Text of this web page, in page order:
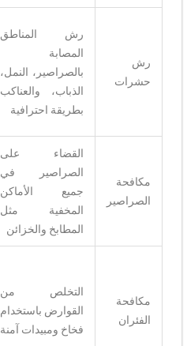
رش
حشرات
رش المناطق
المصابة
بالصراصير، النمل،
الذباب، والعناكب
بطريقة احترافية
مكافحة
الصراصير
القضاء على
الصراصير في
جميع الأماكن
المخفية مثل
المطابخ والخزائن
مكافحة
الفئران
التخلص من
القوارض باستخدام
فخاخ ومبيدات آمنة